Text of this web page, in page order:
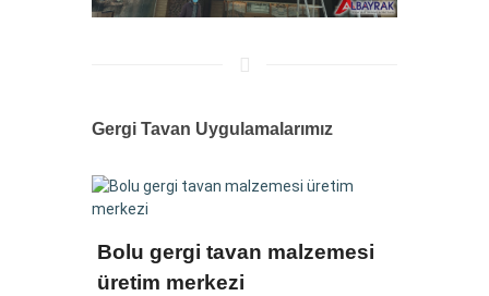
Gergi Tavan Uygulamalarımız
Bolu gergi tavan malzemesi
üretim merkezi